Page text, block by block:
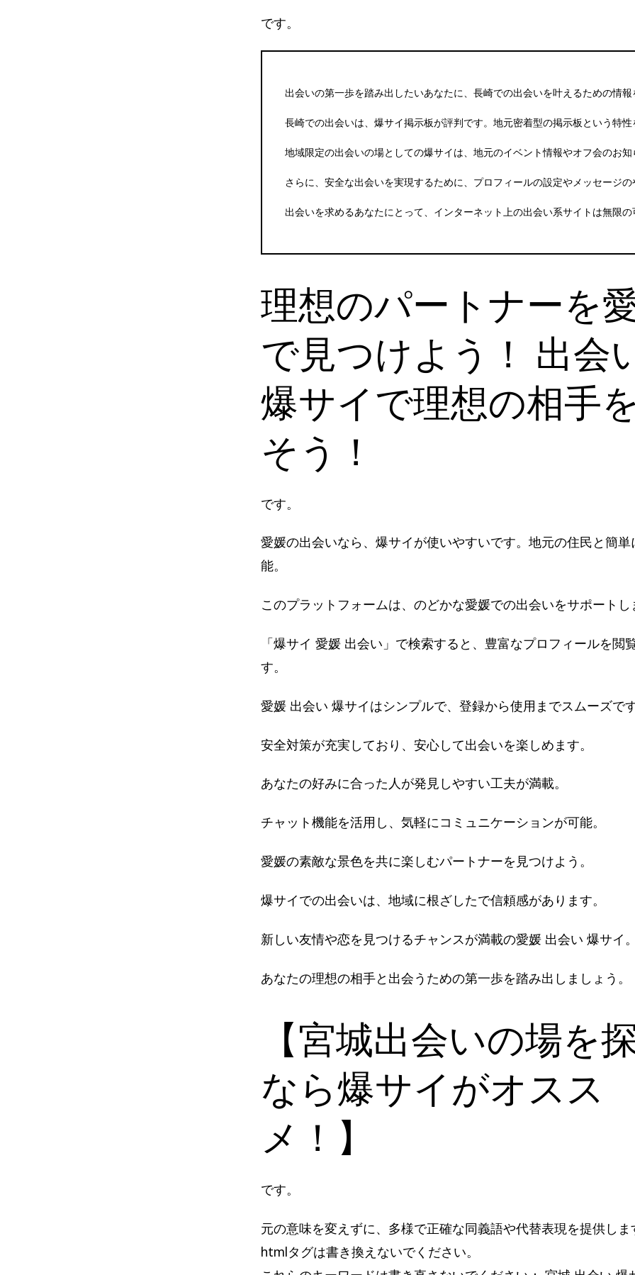
です。
出会いの第一歩を踏み出したいあなたに、長崎での出会いを叶えるための情
長崎での出会いは、爆サイ掲示板が評判です。地元密着型の掲示板という特
地域限定の出会いの場としての爆サイは、地元のイベント情報やオフ会のお
さらに、安全な出会いを実現するために、プロフィールの設定やメッセージ
出会いを求めるあなたにとって、インターネット上の出会い系サイトは無限
理想のパートナーを
で見つけよう！ 出会
爆サイで理想の相手
そう！
です。
愛媛の出会いなら、爆サイが使いやすいです。地元の住民と簡単
能。
このプラットフォームは、のどかな愛媛での出会いをサポートし
「爆サイ 愛媛 出会い」で検索すると、豊富なプロフィールを閲
す。
愛媛 出会い 爆サイはシンプルで、登録から使用までスムーズです
安全対策が充実しており、安心して出会いを楽しめます。
あなたの好みに合った人が発見しやすい工夫が満載。
チャット機能を活用し、気軽にコミュニケーションが可能。
愛媛の素敵な景色を共に楽しむパートナーを見つけよう。
爆サイでの出会いは、地域に根ざしたで信頼感があります。
新しい友情や恋を見つけるチャンスが満載の愛媛 出会い 爆サイ。
あなたの理想の相手と出会うための第一歩を踏み出しましょう。
【宮城出会いの場を
なら爆サイがオスス
メ！】
です。
元の意味を変えずに、多様で正確な同義語や代替表現を提供しま
htmlタグは書き換えないでください。